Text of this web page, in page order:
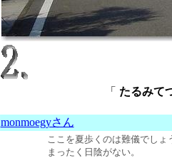
「 たるみて
monmoegyさん
ここを夏歩くのは難儀でしょ
まったく日陰がない。